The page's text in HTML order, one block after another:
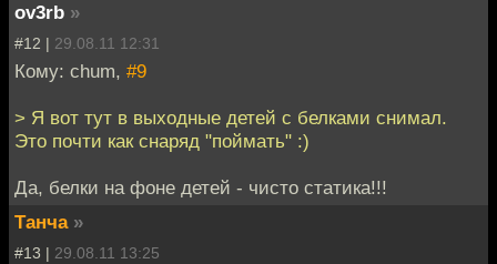
ov3rb »
#12 | 29.08.11 12:31
Кому: chum, #9
> Я вот тут в выходные детей с белками снимал.
Это почти как снаряд "поймать" :)
Да, белки на фоне детей - чисто статика!!!
Танча »
#13 | 29.08.11 13:25